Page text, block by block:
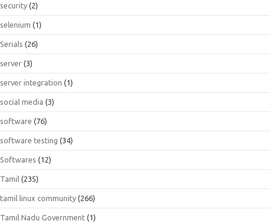
security (2)
selenium (1)
Serials (26)
server (3)
server integration (1)
social media (3)
software (76)
software testing (34)
Softwares (12)
Tamil (235)
tamil linux community (266)
Tamil Nadu Government (1)